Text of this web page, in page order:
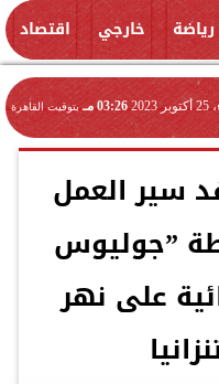
رياضة خارجي اقتصاد
03:26 مـ بتوقيت القاهرة
سير العمل
”جوليوس
على نهر